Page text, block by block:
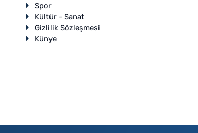
Spor
Kültür - Sanat
Gizlilik Sözleşmesi
Künye